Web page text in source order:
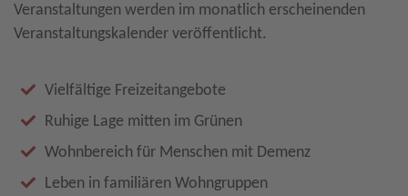
Veranstaltungen werden im monatlich erscheinenden
Veranstaltungskalender veröffentlicht.
Vielfältige Freizeitangebote
Ruhige Lage mitten im Grünen
Wohnbereich für Menschen mit Demenz
Leben in familiären Wohngruppen